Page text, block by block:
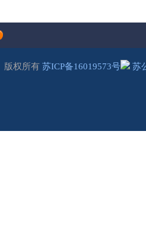
版权所有 苏ICP备16019573号 苏